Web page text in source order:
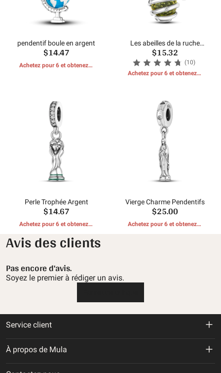
pendentif boule en argent
$14.47
Achetez pour 6 et obtenez 1
Les abeilles de la ruche
pendent
$15.32
(10)
Achetez pour 6 et obtenez 1
Perle Trophée Argent
$14.67
Achetez pour 6 et obtenez 1
Vierge Charme Pendentifs
$25.00
Achetez pour 6 et obtenez 1
Avis des clients
Pas encore d'avis.
Soyez le premier à rédiger un avis.
Service client
À propos de Mula